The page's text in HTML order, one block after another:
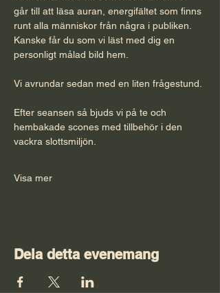
går till att läsa auran, energifältet som finns
runt alla människor från några i publiken.
Kanske får du som vi läst med dig en
personligt målad bild hem.
Vi avrundar sedan med en liten frågestund.
Efter seansen så bjuds vi på te och
hembakade scones med tillbehör i den
vackra slottsmiljön.
Visa mer
Dela detta evenemang